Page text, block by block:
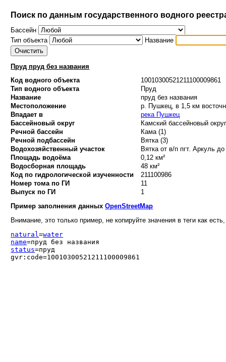
Поиск по данным государственного водного
Бассейн
Тип объекта
Название
Пруд пруд без названия
Код водного объекта
10010300521211100009861
Тип водного объекта
Пруд
Название
пруд без названия
Местоположение
р. Пушкец, в 1,5 км
Впадает в
река Пушкец
Бассейновый округ
Камский бассейновый
Речной бассейн
Кама (1)
Речной подбассейн
Вятка (3)
Водохозяйственный участок
Вятка от в/п пгт. Аркуль
Площадь водоёма
0,12 км²
Водосборная площадь
48 км²
Код по гидрологической изученности
211100986
Номер тома по ГИ
11
Выпуск по ГИ
1
Пример заполнения данныхOpenStreetMap
Внимание, это только пример, не копируйте значения в теги как
natural=water
name=пруд без названия
status=пруд
gvr:code=10010300521211100009861